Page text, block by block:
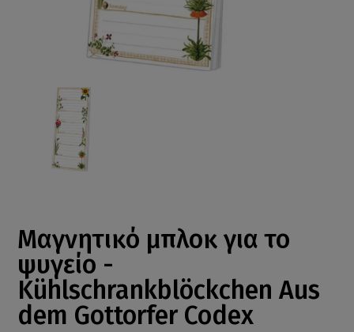
Μαγνητικό μπλοκ για το
ψυγείο -
Kühlschrankblöckchen Aus
dem Gottorfer Codex